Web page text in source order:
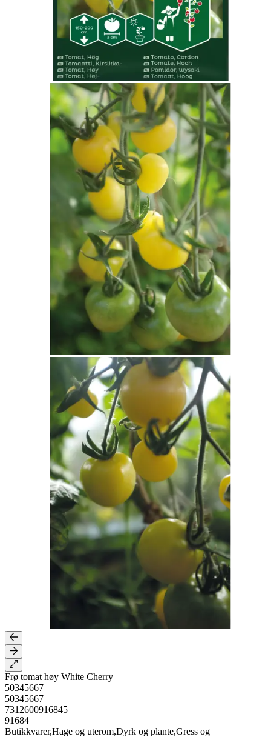
Frø tomat høy White Cherry
50345667
50345667
7312600916845
91684
Butikkvarer,Hage og uterom,Dyrk og plante,Gress og